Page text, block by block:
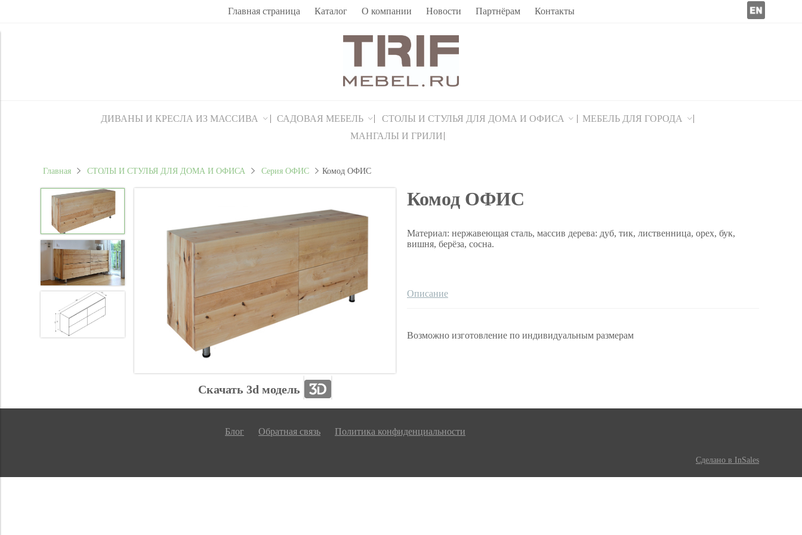
Главная страница Каталог О компании Новости Партнёрам Контакты
ДИВАНЫ И КРЕСЛА ИЗ МАССИВА САДОВАЯ МЕБЕЛЬ СТОЛЫ И СТУЛЬЯ ДЛЯ ДОМА И ОФИСА
МЕБЕЛЬ ДЛЯ ГОРОДА
МАНГАЛЫ И ГРИЛИ
Главная СТОЛЫ И СТУЛЬЯ ДЛЯ ДОМА И ОФИСА Серия ОФИС Комод ОФИС
Скачать 3d модель
Комод ОФИС
Материал: нержавеющая сталь, массив дерева: дуб, тик, лиственница, орех, бук,
вишня, берёза, сосна.
Описание
Возможно изготовление по индивидуальным размерам
Блог Обратная связь Политика конфиденциальности
Сделано в InSales